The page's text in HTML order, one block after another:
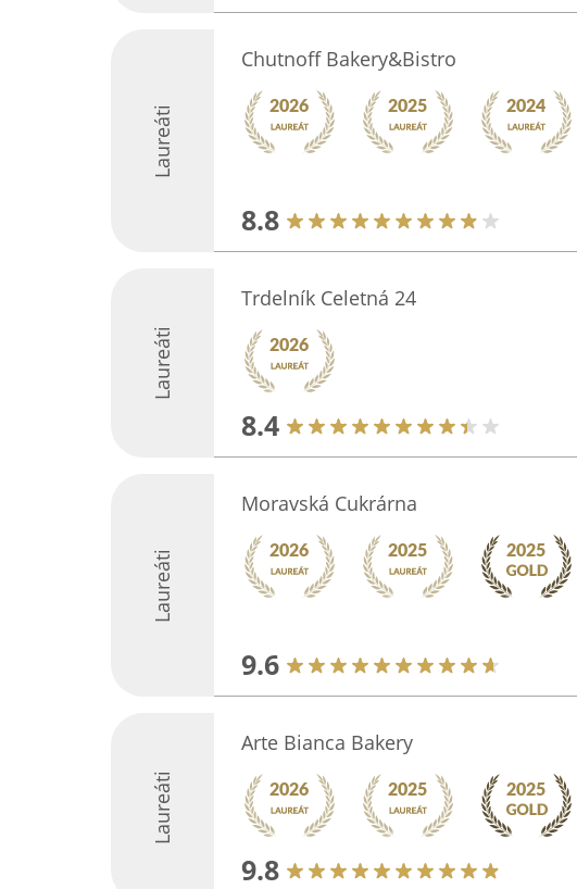
Laureáti
Chutnoff Bakery&Bistro
8.8
Laureáti
Trdelník Celetná 24
8.4
Laureáti
Moravská Cukrárna
9.6
Laureáti
Arte Bianca Bakery
9.8